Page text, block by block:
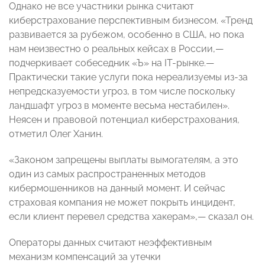
Однако не все участники рынка считают
киберстрахование перспективным бизнесом. «Тренд
развивается за рубежом, особенно в США, но пока
нам неизвестно о реальных кейсах в России,—
подчеркивает собеседник «Ъ» на IT-рынке.—
Практически такие услуги пока нереализуемы из-за
непредсказуемости угроз, в том числе поскольку
ландшафт угроз в моменте весьма нестабилен».
Неясен и правовой потенциал киберстрахования,
отметил Олег Ханин.
«Законом запрещены выплаты вымогателям, а это
один из самых распространенных методов
кибермошенников на данный момент. И сейчас
страховая компания не может покрыть инцидент,
если клиент перевел средства хакерам»,— сказал он.
Операторы данных считают неэффективным
механизм компенсаций за утечки